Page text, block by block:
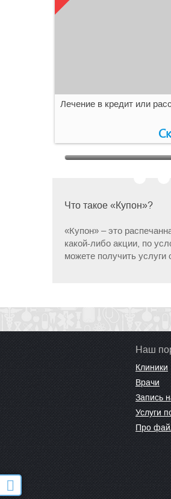
Бессрочно
Лечение в кредит или
Что такое «Купон»?
«Купон» – это
какой-либо акции, по
можете получить услуги
Наш
Клиники
Врачи
Запись
Услуги
Про